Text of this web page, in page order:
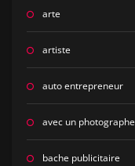
arte
artiste
auto entrepreneur
avec un photographe
bache publicitaire